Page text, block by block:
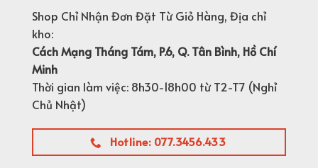
Shop Chỉ Nhận Đơn Đặt Từ Giỏ Hàng, Địa chỉ
kho:
Cách Mạng Tháng Tám, P.6, Q. Tân Bình, Hồ Chí
Minh
Thời gian làm việc: 8h30-18h00 từ T2-T7 (Nghỉ
Chủ Nhật)
Hotline: 077.3456.433